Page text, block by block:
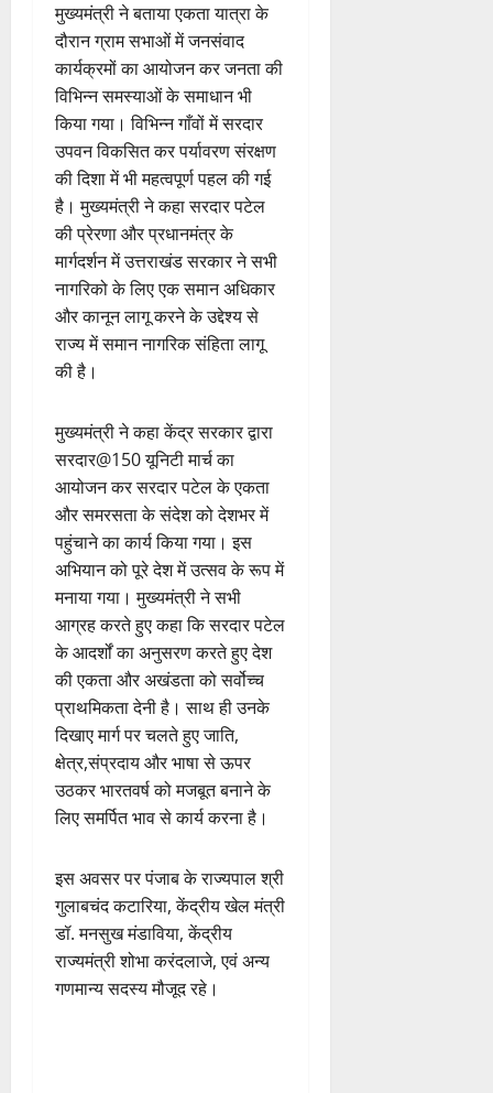
मुख्यमंत्री ने बताया एकता यात्रा के
दौरान ग्राम सभाओं में जनसंवाद
कार्यक्रमों का आयोजन कर जनता की
विभिन्न समस्याओं के समाधान भी
किया गया। विभिन्न गाँवों में सरदार
उपवन विकसित कर पर्यावरण संरक्षण
की दिशा में भी महत्वपूर्ण पहल की गई
है। मुख्यमंत्री ने कहा सरदार पटेल
की प्रेरणा और प्रधानमंत्र के
मार्गदर्शन में उत्तराखंड सरकार ने सभी
नागरिको के लिए एक समान अधिकार
और कानून लागू करने के उद्देश्य से
राज्य में समान नागरिक संहिता लागू
की है।
मुख्यमंत्री ने कहा केंद्र सरकार द्वारा
सरदार@150 यूनिटी मार्च का
आयोजन कर सरदार पटेल के एकता
और समरसता के संदेश को देशभर में
पहुंचाने का कार्य किया गया। इस
अभियान को पूरे देश में उत्सव के रूप में
मनाया गया। मुख्यमंत्री ने सभी
आग्रह करते हुए कहा कि सरदार पटेल
के आदर्शों का अनुसरण करते हुए देश
की एकता और अखंडता को सर्वोच्च
प्राथमिकता देनी है। साथ ही उनके
दिखाए मार्ग पर चलते हुए जाति,
क्षेत्र,संप्रदाय और भाषा से ऊपर
उठकर भारतवर्ष को मजबूत बनाने के
लिए समर्पित भाव से कार्य करना है।
इस अवसर पर पंजाब के राज्यपाल श्री
गुलाबचंद कटारिया, केंद्रीय खेल मंत्री
डॉ. मनसुख मंडाविया, केंद्रीय
राज्यमंत्री शोभा करंदलाजे, एवं अन्य
गणमान्य सदस्य मौजूद रहे।